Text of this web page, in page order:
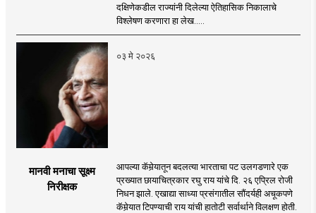
दक्षिणेकडील राज्यांनी दिलेल्या ऐतिहासिक निकालाचे
विश्लेषण करणारा हा लेख.....
०३ मे २०२६
मानवी मनाचा सूक्ष्म
निरीक्षक
आपल्या कॅमेर्‍यातून बदलत्या भारताचा पट उलगडणारे एक
प्रख्यात छायाचित्रकार रघु राय यांचे दि. २६ एप्रिल रोजी
निधन झाले. एखाद्या साध्या प्रसंगातील सौंदर्यही अचूकपणे
कॅमेर्‍यात टिपण्याची राय यांची हातोटी सर्वार्थाने विलक्षण होती.